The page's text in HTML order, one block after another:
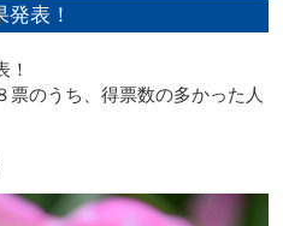
表！
！
のうち、得票数の多かった人